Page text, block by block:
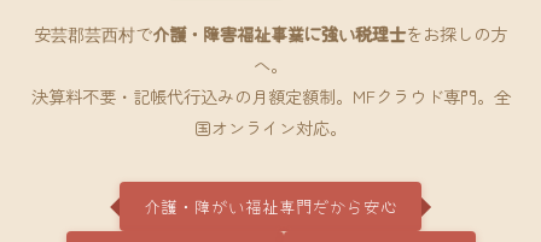
安芸郡芸西村で介護・障害福祉事業に強い税理士をお探しの方
へ。
決算料不要・記帳代行込みの月額定額制。MFクラウド専門。全
国オンライン対応。
介護・障がい福祉専門だから安心